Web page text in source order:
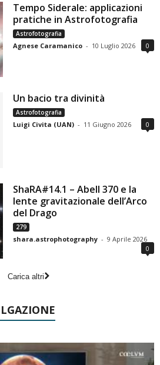
Tempo Siderale: applicazioni
pratiche in Astrofotografia
Astrofotografia
Agnese Caramanico - 10 Luglio 2026 0
Un bacio tra divinità
Astrofotografia
Luigi Civita (UAN) - 11 Giugno 2026 0
ShaRA#14.1 – Abell 370 e la
lente gravitazionale dell’Arco
del Drago
279
shara.astrophotography - 9 Aprile 2026
0
Carica altri